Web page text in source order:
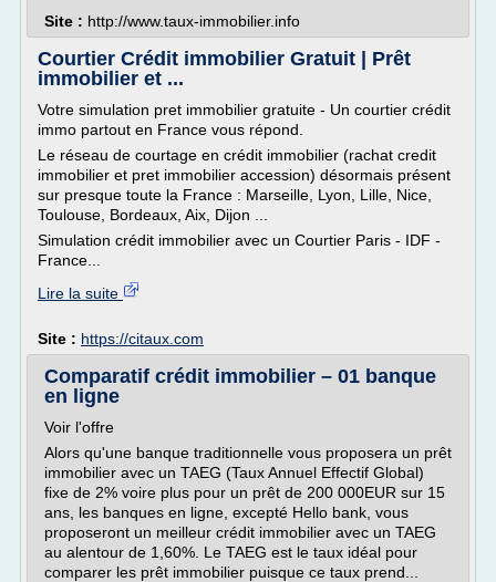
Site : http://www.taux-immobilier.info
Courtier Crédit immobilier Gratuit | Prêt
immobilier et ...
Votre simulation pret immobilier gratuite - Un courtier crédit
immo partout en France vous répond.
Le réseau de courtage en crédit immobilier (rachat credit
immobilier et pret immobilier accession) désormais présent
sur presque toute la France : Marseille, Lyon, Lille, Nice,
Toulouse, Bordeaux, Aix, Dijon ...
Simulation crédit immobilier avec un Courtier Paris - IDF -
France...
Lire la suite
Site : https://citaux.com
Comparatif crédit immobilier – 01 banque
en ligne
Voir l'offre
Alors qu'une banque traditionnelle vous proposera un prêt
immobilier avec un TAEG (Taux Annuel Effectif Global)
fixe de 2% voire plus pour un prêt de 200 000EUR sur 15
ans, les banques en ligne, excepté Hello bank, vous
proposeront un meilleur crédit immobilier avec un TAEG
au alentour de 1,60%. Le TAEG est le taux idéal pour
comparer les prêt immobilier puisque ce taux prend...